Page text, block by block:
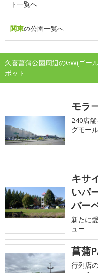
ト一覧へ
関東の公園一覧へ
久喜菖蒲公園周辺のGW(ゴー
ポット
モラ
240店
グモール
キサ
いパ
バー
新たに
ュー
菖蒲
行列店